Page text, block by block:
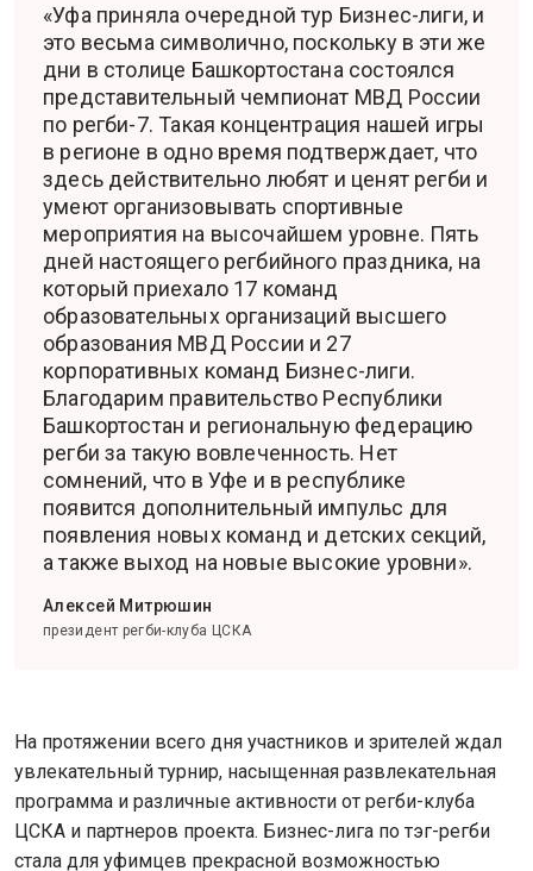
«Уфа приняла очередной тур Бизнес-лиги, и
это весьма символично, поскольку в эти же
дни в столице Башкортостана состоялся
представительный чемпионат МВД России
по регби-7. Такая концентрация нашей игры
в регионе в одно время подтверждает, что
здесь действительно любят и ценят регби и
умеют организовывать спортивные
мероприятия на высочайшем уровне. Пять
дней настоящего регбийного праздника, на
который приехало 17 команд
образовательных организаций высшего
образования МВД России и 27
корпоративных команд Бизнес-лиги.
Благодарим правительство Республики
Башкортостан и региональную федерацию
регби за такую вовлеченность. Нет
сомнений, что в Уфе и в республике
появится дополнительный импульс для
появления новых команд и детских секций,
а также выход на новые высокие уровни».
Алексей Митрюшин
президент регби-клуба ЦСКА
На протяжении всего дня участников и зрителей ждал
увлекательный турнир, насыщенная развлекательная
программа и различные активности от регби-клуба
ЦСКА и партнеров проекта. Бизнес-лига по тэг-регби
стала для уфимцев прекрасной возможностью